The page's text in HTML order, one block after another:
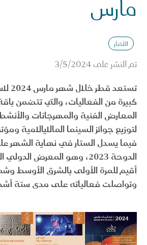
مارس
الأخبار
تم النشر على3/5/2024
كبيرة من الفعاليات، والتي تتضمن
المعارض الفنية والمهرجانات
لتوزيع جوائز السينما المالايالامية
فيما يسدل الستار في نهاية
الدوحة 2023، وهو المعرض
أقيم للمرة الأولى بالشرق الأوسط
وتواصلت فعالياته على مدى ستة